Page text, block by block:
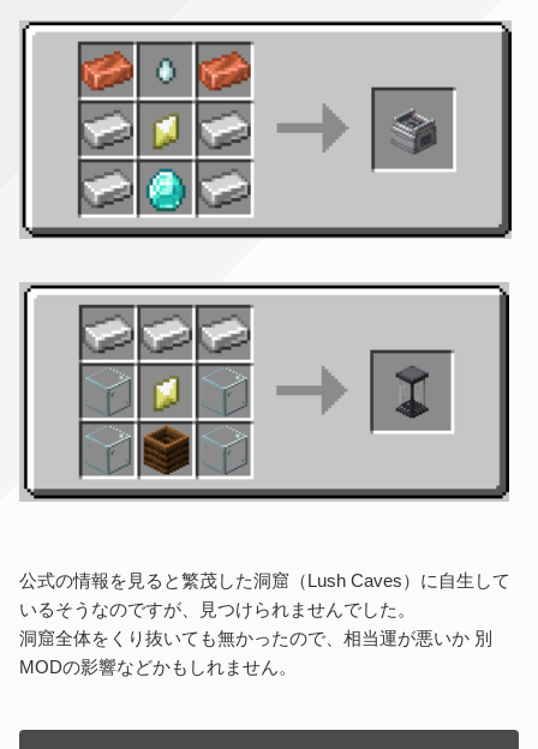
公式の情報を見ると繁茂した洞窟（Lush Caves）に自生して
いるそうなのですが、見つけられませんでした。
洞窟全体をくり抜いても無かったので、相当運が悪いか 別
MODの影響などかもしれません。